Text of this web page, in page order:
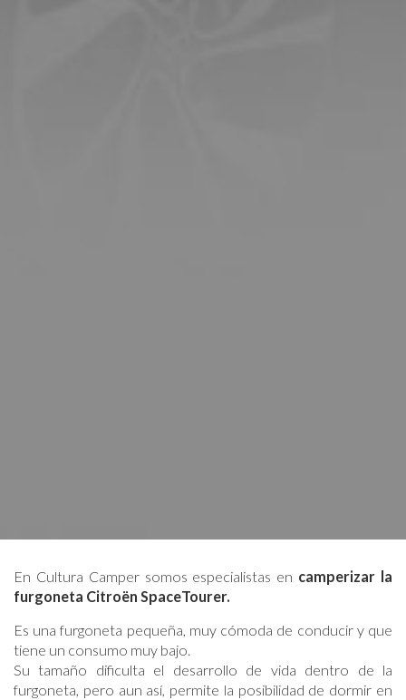
En Cultura Camper somos especialistas en camperizar la
furgoneta Citroën SpaceTourer.
Es una furgoneta pequeña, muy cómoda de conducir y que
tiene un consumo muy bajo.
Su tamaño dificulta el desarrollo de vida dentro de la
furgoneta, pero aun así, permite la posibilidad de dormir en